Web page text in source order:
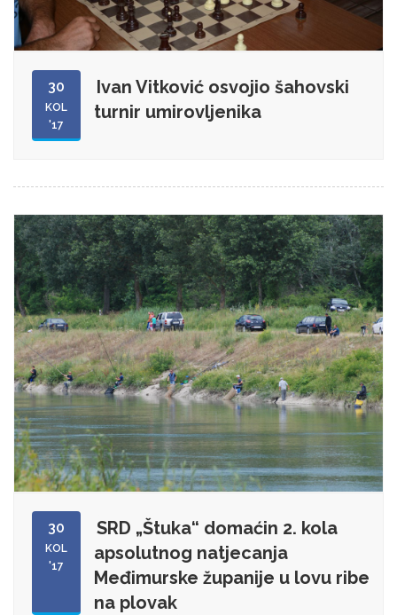
30
KOL
'17
Ivan Vitković osvojio šahovski
turnir umirovljenika
30
KOL
'17
SRD „Štuka“ domaćin 2. kola
apsolutnog natjecanja
Međimurske županije u lovu ribe
na plovak